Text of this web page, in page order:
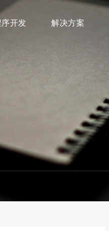
开发 解决方案